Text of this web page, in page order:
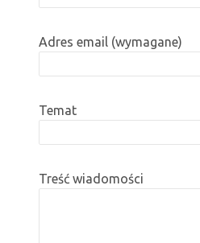
Adres email (wymagane)
Temat
Treść wiadomości